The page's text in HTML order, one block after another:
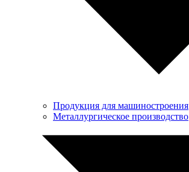
Продукция для машиностроения
Металлургическое производство